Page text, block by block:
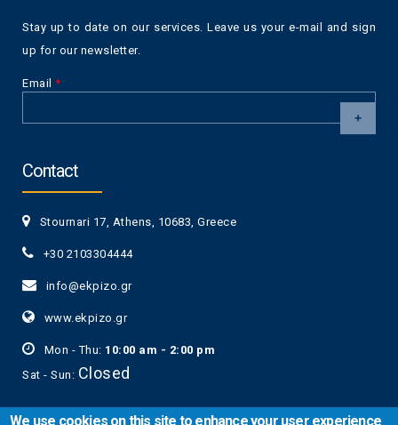
Stay up to date on our services. Leave us your e-mail and sign
up for our newsletter.
Email *
question is
for testing
not you are a
and to
automated
submissions.
5+2
Contact
Stournari 17, Athens, 10683, Greece
+30 2103304444
info@ekpizo.gr
www.ekpizo.gr
Mon - Thu: 10:00 am - 2:00 pm
Sat - Sun: Closed
We use cookies on this site to enhance your user experience